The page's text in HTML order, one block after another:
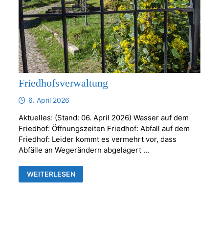
Friedhofsverwaltung
6. April 2026
Aktuelles: (Stand: 06. April 2026) Wasser auf dem
Friedhof: Öffnungszeiten Friedhof: Abfall auf dem
Friedhof: Leider kommt es vermehrt vor, dass
Abfälle an Wegerändern abgelagert …
FRIEDHOFSVERWALTUNG
WEITERLESEN